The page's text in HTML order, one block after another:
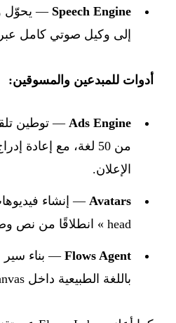
Speech Engine — يحوّل
إلى وكيل صوتي كامل
أدوات للمبدعين والمسوقين:
Ads Engine — توطين
من 50 لغة، مع
الإعلان.
Avatars
head » انطلاقًا من نص وصوت وصورة.
Flows Agent — بناء سير
باللغة الطبيعية داخل canvas قائم على العقد.